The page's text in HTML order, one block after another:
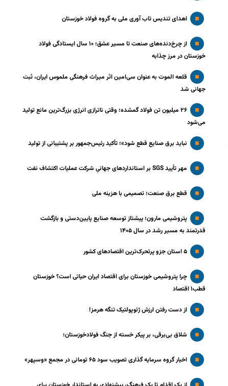
اهدای تندیس تاب آوری ملی به گروه فولاد خوزستان
از چرخ‌دنده‌های صنعت تا مسیر عشق؛ ۱۰ سال ایستادگی فولاد
خوزستان در مرز چذابه
قلعه الموت به عنوان سی‌امین اثر میراث‌ فرهنگی ملموس ایران، ثبت
جهانی شد
۲۶ میلیون تن فولاد گمشده؛ وقتی ناترازی انرژی بزرگ‌ترین مانع تولید
می‌شود
نباید برق صنایع قطع شود»؛ تأکید رئیس‌جمهور بر پشتیبانی از تولید
مهر تأیید SGS بر استانداردهای جهانیِ شرکت عملیات اکتشاف نفت
قطع برق صنعت؛ تصمیمی با هزینه ملی
پتروشیمی مارون؛ پیشتاز توسعه صنایع پایین‌دستی و بازگشت
قدرتمند به مسیر رشد در سال ۱۴۰۵
۵ استان جزو پرتحرک‌ترین اقتصاد‌های کشور
چرا پتروشیمی خوزستان برای اقتصاد ایران حیاتی است؟ خوزستان
قطب۱ اقتصاد
از دست رفتن ارزش ژئوپولتیک تنگه هرمز!
شلاق‌ بی‌برقی، بر پیکر خسته‌ از جنگ فولادخوزستان؛
اخبار گروه سرمایه گذاری تصویب سود ۶۵ تومانی در مجمع «وسپهر»